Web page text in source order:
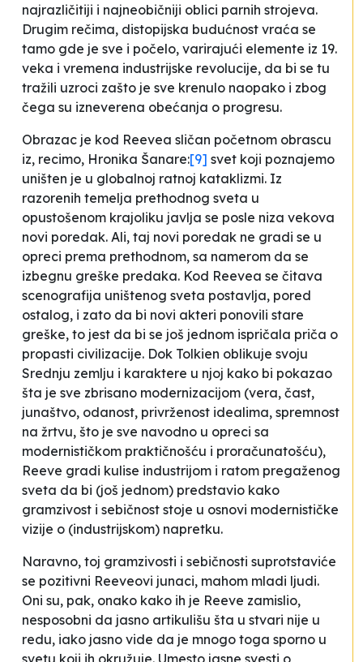
najrazličitiji i najneobičniji oblici parnih strojeva.
Drugim rečima, distopijska budućnost vraća se
tamo gde je sve i počelo, varirajući elemente iz 19.
veka i vremena industrijske revolucije, da bi se tu
tražili uzroci zašto je sve krenulo naopako i zbog
čega su izneverena obećanja o progresu.
Obrazac je kod Reevea sličan početnom obrascu
iz, recimo, Hronika Šanare:[9] svet koji poznajemo
uništen je u globalnoj ratnoj kataklizmi. Iz
razorenih temelja prethodnog sveta u
opustošenom krajoliku javlja se posle niza vekova
novi poredak. Ali, taj novi poredak ne gradi se u
opreci prema prethodnom, sa namerom da se
izbegnu greške predaka. Kod Reevea se čitava
scenografija uništenog sveta postavlja, pored
ostalog, i zato da bi novi akteri ponovili stare
greške, to jest da bi se još jednom ispričala priča o
propasti civilizacije. Dok Tolkien oblikuje svoju
Srednju zemlju i karaktere u njoj kako bi pokazao
šta je sve zbrisano modernizacijom (vera, čast,
junaštvo, odanost, privrženost idealima, spremnost
na žrtvu, što je sve navodno u opreci sa
modernističkom praktičnošću i proračunatošću),
Reeve gradi kulise industrijom i ratom pregaženog
sveta da bi (još jednom) predstavio kako
gramzivost i sebičnost stoje u osnovi modernističke
vizije o (industrijskom) napretku.
Naravno, toj gramzivosti i sebičnosti suprotstaviće
se pozitivni Reeveovi junaci, mahom mladi ljudi.
Oni su, pak, onako kako ih je Reeve zamislio,
nesposobni da jasno artikulišu šta u stvari nije u
redu, iako jasno vide da je mnogo toga sporno u